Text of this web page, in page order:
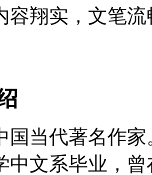
容翔实，文笔
国当代著名作
中文系毕业，